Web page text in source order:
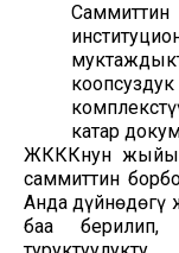
катар
ЖКККнун
саммиттин
Анда
баа берилип,